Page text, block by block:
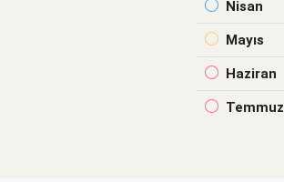
Nisan
Mayıs
Haziran
Temmuz